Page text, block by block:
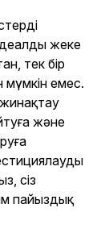
жеке
тек бір
мүмкін емес.
және
сіз
пайыздық